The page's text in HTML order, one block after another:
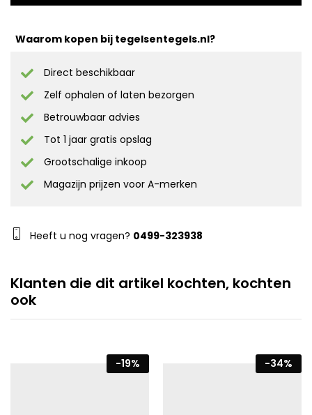
Waarom kopen bij tegelsentegels.nl?
Direct beschikbaar
Zelf ophalen of laten bezorgen
Betrouwbaar advies
Tot 1 jaar gratis opslag
Grootschalige inkoop
Magazijn prijzen voor A-merken
Heeft u nog vragen? 0499-323938
Klanten die dit artikel kochten, kochten
ook
-19% -34%